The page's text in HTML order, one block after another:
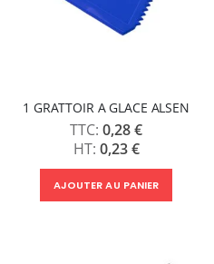
1 GRATTOIR A GLACE ALSEN
0,28 €
0,23 €
AJOUTER AU PANIER